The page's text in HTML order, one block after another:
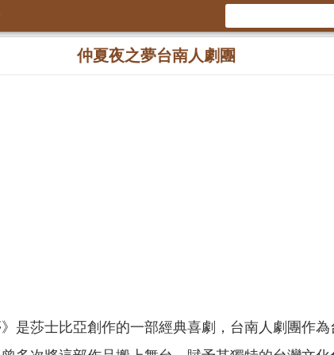
仲夏夜之夢台南人劇團
》是莎士比亞創作的一部經典喜劇，台南人劇團作